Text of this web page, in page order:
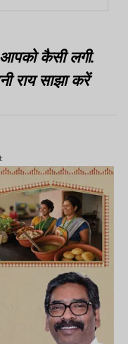
बनाया, उसे ही जमीन
कैसी लगी.
राय साझा करें